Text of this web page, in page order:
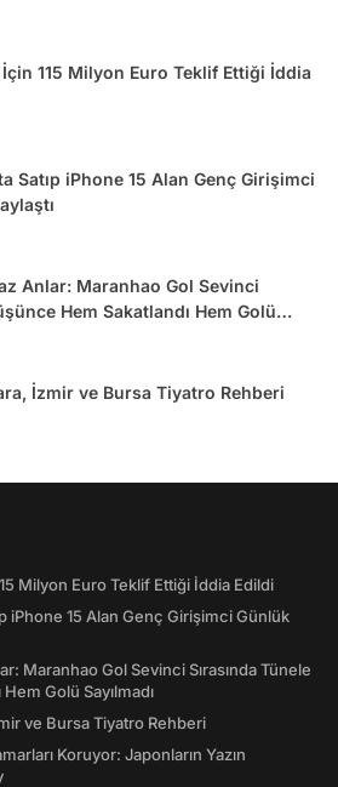
İçin 115 Milyon Euro Teklif Ettiği İddia
Satıp iPhone 15 Alan Genç Girişimci
Anlar: Maranhao Gol Sevinci
Hem Sakatlandı Hem Golü
İzmir ve Bursa Tiyatro Rehberi
Milyon Euro Teklif Ettiği İddia Edildi
iPhone 15 Alan Genç Girişimci Günlük
Maranhao Gol Sevinci Sırasında Tünele
Golü Sayılmadı
ve Bursa Tiyatro Rehberi
Koruyor: Japonların Yazın